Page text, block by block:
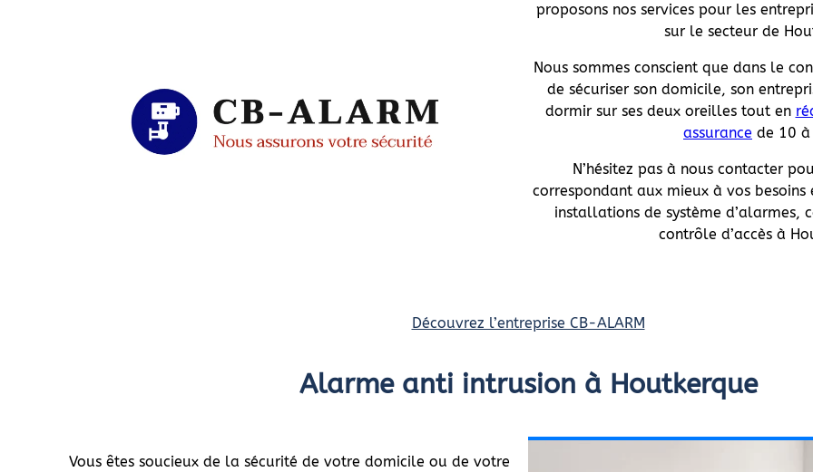
proposons nos services pour les
sur le secteur de
Nous sommes conscient que dans le
de sécuriser son domicile, son
dormir sur ses deux oreilles tout en
assurance de 10
N’hésitez pas à nous contacter
correspondant aux mieux à vos
installations de système d’alarmes,
contrôle d’accès à
Découvrez l’entreprise CB-ALARM
Alarme anti intrusion à Houtkerque
Vous êtes soucieux de la sécurité de votre domicile ou de votre